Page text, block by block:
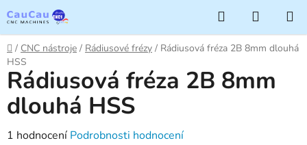
na
obsah
Hledat
KOŠÍK
Domů
/ CNC nástroje / Rádiusové frézy / Rádiusová fréza 2B 8mm dlouhá
HSS
Rádiusová fréza 2B 8mm
dlouhá HSS
Průměrné
1 hodnocení Podrobnosti hodnocení